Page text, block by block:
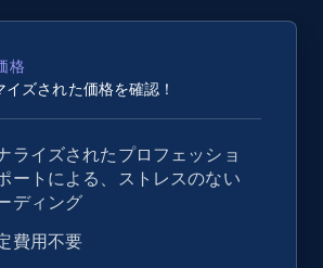
Title, Product description,
格
ズされた価格を確認！
ライズされたプロフェッショ
ートによる、ストレスのない
ディング
費用不要